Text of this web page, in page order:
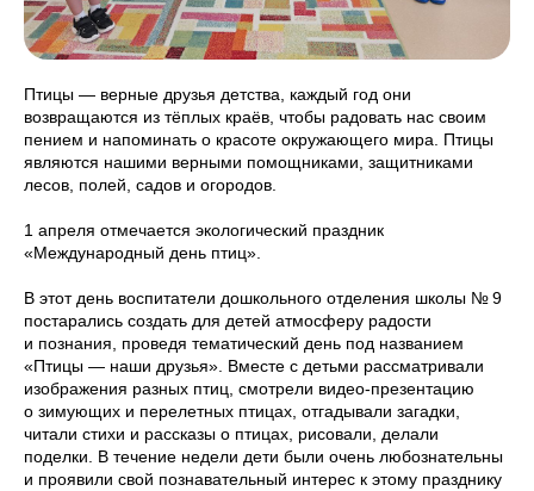
Птицы — верные друзья детства, каждый год они
возвращаются из тёплых краёв, чтобы радовать нас своим
пением и напоминать о красоте окружающего мира. Птицы
являются нашими верными помощниками, защитниками
лесов, полей, садов и огородов.
1 апреля отмечается экологический праздник
«Международный день птиц».
В этот день воспитатели дошкольного отделения школы № 9
постарались создать для детей атмосферу радости
и познания, проведя тематический день под названием
«Птицы — наши друзья». Вместе с детьми рассматривали
изображения разных птиц, смотрели видео-презентацию
о зимующих и перелетных птицах, отгадывали загадки,
читали стихи и рассказы о птицах, рисовали, делали
поделки. В течение недели дети были очень любознательны
и проявили свой познавательный интерес к этому празднику